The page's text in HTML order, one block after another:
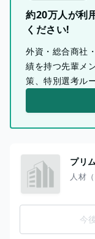
約20万人が利
ください!
外資・総合商社
績を持つ先輩メ
策、特別選考ル
プリ
人材
今